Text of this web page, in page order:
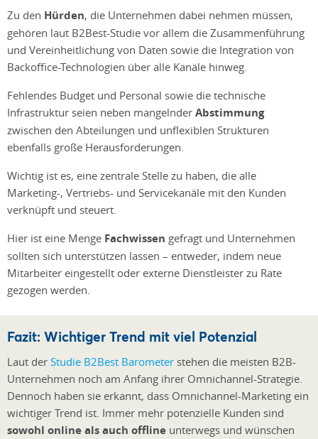
Zu den Hürden, die Unternehmen dabei nehmen müssen,
gehören laut B2Best-Studie vor allem die Zusammenführung
und Vereinheitlichung von Daten sowie die Integration von
Backoffice-Technologien über alle Kanäle hinweg.
Fehlendes Budget und Personal sowie die technische
Infrastruktur seien neben mangelnder Abstimmung
zwischen den Abteilungen und unflexiblen Strukturen
ebenfalls große Herausforderungen.
Wichtig ist es, eine zentrale Stelle zu haben, die alle
Marketing-, Vertriebs- und Servicekanäle mit den Kunden
verknüpft und steuert.
Hier ist eine Menge Fachwissen gefragt und Unternehmen
sollten sich unterstützen lassen – entweder, indem neue
Mitarbeiter eingestellt oder externe Dienstleister zu Rate
gezogen werden.
Fazit: Wichtiger Trend mit viel Potenzial
Laut der Studie B2Best Barometer stehen die meisten B2B-
Unternehmen noch am Anfang ihrer Omnichannel-Strategie.
Dennoch haben sie erkannt, dass Omnichannel-Marketing ein
wichtiger Trend ist. Immer mehr potenzielle Kunden sind
sowohl online als auch offline unterwegs und wünschen